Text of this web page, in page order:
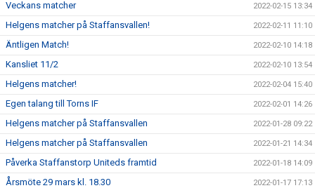
Veckans matcher 2022-02-15 13:34
Helgens matcher på Staffansvallen! 2022-02-11 11:10
Äntligen Match! 2022-02-10 14:18
Kansliet 11/2 2022-02-10 13:54
Helgens matcher! 2022-02-04 15:40
Egen talang till Torns IF 2022-02-01 14:26
Helgens matcher på Staffansvallen 2022-01-28 09:22
Helgens matcher på Staffansvallen 2022-01-21 14:34
Påverka Staffanstorp Uniteds framtid 2022-01-18 14:09
Årsmöte 29 mars kl. 18.30 2022-01-17 17:13